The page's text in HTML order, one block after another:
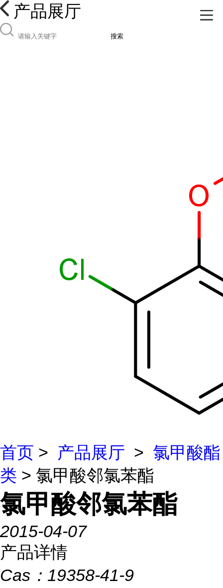
产品展厅
搜索
首页 > 产品展厅 > 氯甲酸酯
类 > 氯甲酸邻氯苯酯
氯甲酸邻氯苯酯
2015-04-07
产品详情
Cas： 19358-41-9